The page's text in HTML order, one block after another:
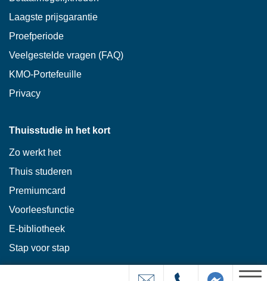
Laagste prijsgarantie
Proefperiode
Veelgestelde vragen (FAQ)
KMO-Portefeuille
Privacy
Thuisstudie in het kort
Zo werkt het
Thuis studeren
Premiumcard
Voorleesfunctie
E-bibliotheek
Stap voor stap